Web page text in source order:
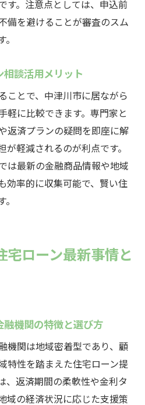
す。注意点としては、申込前
備を避けることが審査のスム
談活用メリット
ことで、中津川市に居ながら
軽に比較できます。専門家と
返済プランの疑問を即座に解
軽減されるのが利点です。
は最新の金融商品情報や地域
効率的に収集可能で、賢い住
宅ローン最新事情と
機関の特徴と選び方
機関は地域密着型であり、顧
特性を踏まえた住宅ローン提
、返済期間の柔軟性や金利タ
域の経済状況に応じた支援策